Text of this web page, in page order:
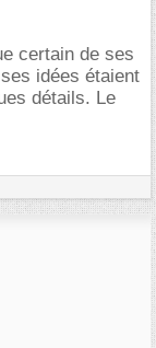
certain de ses
idées étaient
détails. Le